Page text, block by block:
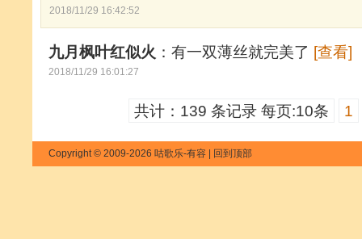
2018/11/29 16:42:52
九月枫叶红似火 ：有一双薄丝就完美了 [查看]
2018/11/29 16:01:27
共计：139 条记录 每页:10条 1
Copyright © 2009-2026 咕歌乐-有容 | 回到顶部